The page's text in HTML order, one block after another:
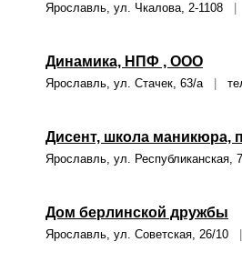
Ярославль, ул. Чкалова, 2-1108
Динамика, НПФ , ООО
Ярославль, ул. Стачек, 63/а
Дисент, школа маникюра,
Ярославль, ул. Республиканская,
Дом берлинской дружбы
Ярославль, ул. Советская, 26/10